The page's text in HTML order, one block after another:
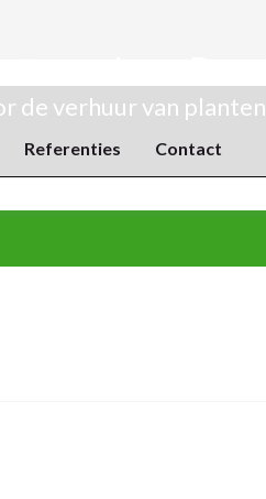
de verhuur van planten
Referenties Contact